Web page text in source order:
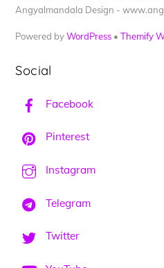
Angyalmandala Design -
Powered byWordPress •Themify
Social
Facebook
Pinterest
Instagram
Telegram
Twitter